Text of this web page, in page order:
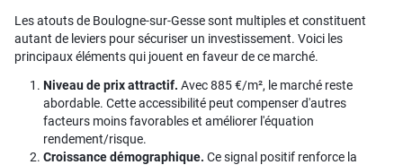
Les atouts de Boulogne-sur-Gesse sont multiples et constituent
autant de leviers pour sécuriser un investissement. Voici les
principaux éléments qui jouent en faveur de ce marché.
Niveau de prix attractif. Avec 885 €/m², le marché reste
abordable. Cette accessibilité peut compenser d'autres
facteurs moins favorables et améliorer l'équation
rendement/risque.
Croissance démographique. Ce signal positif renforce la